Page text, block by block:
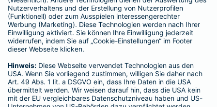
Tierversicherungen
Haftpflichtversicherung
Hausratversicherung
Adresse ändern
Schaden melden
Kilometerstandsmeldung